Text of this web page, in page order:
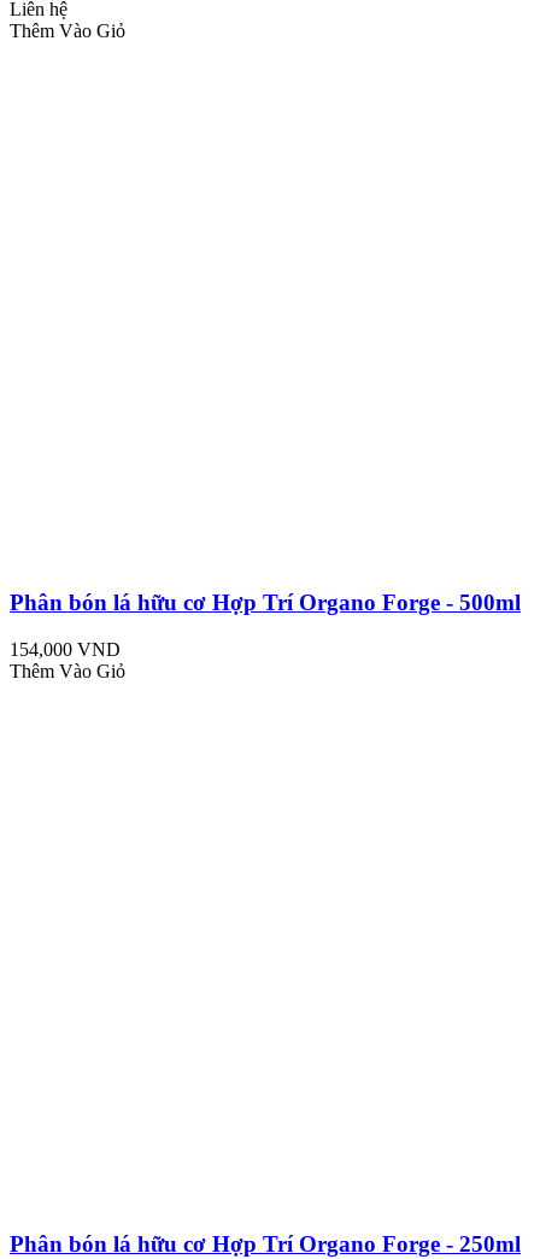
Liên hệ
Thêm Vào Giỏ
Phân bón lá hữu cơ Hợp Trí Organo Forge - 500ml
154,000 VND
Thêm Vào Giỏ
Phân bón lá hữu cơ Hợp Trí Organo Forge - 250ml